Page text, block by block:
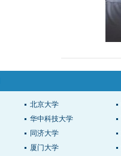
北京大学
华中科技大学
同济大学
厦门大学